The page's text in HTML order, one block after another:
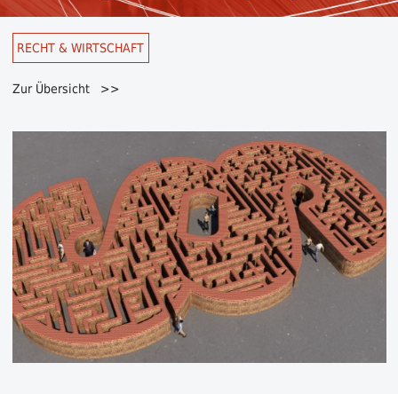
RECHT & WIRTSCHAFT
Zur Übersicht >>